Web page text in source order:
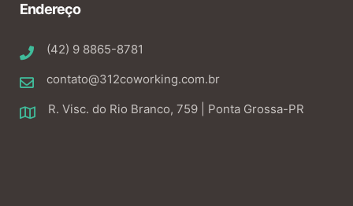
Endereço
(42) 9 8865-8781
contato@312coworking.com.br
R. Visc. do Rio Branco, 759 | Ponta Grossa-PR